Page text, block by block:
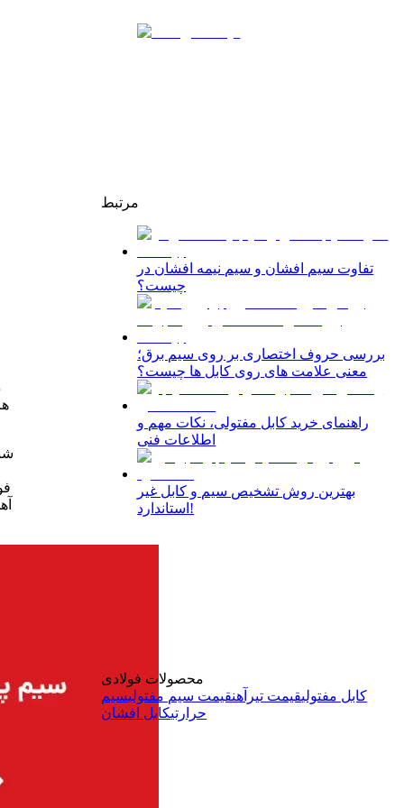
مرتبط
تفاوت سیم افشان و سیم نیمه افشان در
چیست؟
بررسی حروف اختصاری بر روی سیم برق؛
معنی علامت‌ های روی کابل‌ ها چیست؟
راهنمای خرید کابل مفتولی، نکات مهم و
اطلاعات فنی
بهترین روش تشخیص سیم و کابل غیر
استاندارد!
محصولات فولادی
کابل مفتولیقیمت تیرآهنقیمت سیم مفتولیسیم
حرارتیکابل افشان